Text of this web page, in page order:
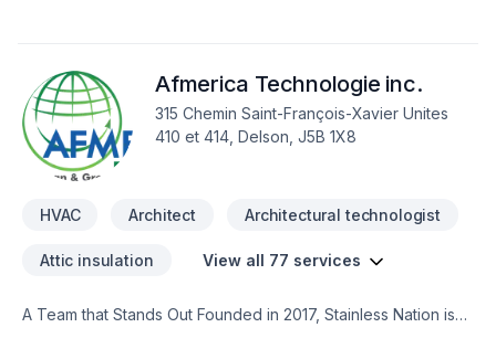
l'importance d'une approche personnalisée, adaptée à
chaque client, pour garantir des résultats au-delà de vos
attentes. Nous sommes impatients de collaborer avec vous
pour concrétiser votre projet.
Afmerica Technologie inc.
315 Chemin Saint-François-Xavier Unites
410 et 414, Delson, J5B 1X8
HVAC Architect Architectural technologist
Attic insulation View all 77 services
A Team that Stands Out Founded in 2017, Stainless Nation is